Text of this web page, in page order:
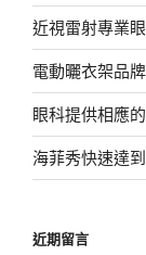
近視雷射專業
電動曬衣架品
眼科提供相應
海菲秀快速達
近期留言